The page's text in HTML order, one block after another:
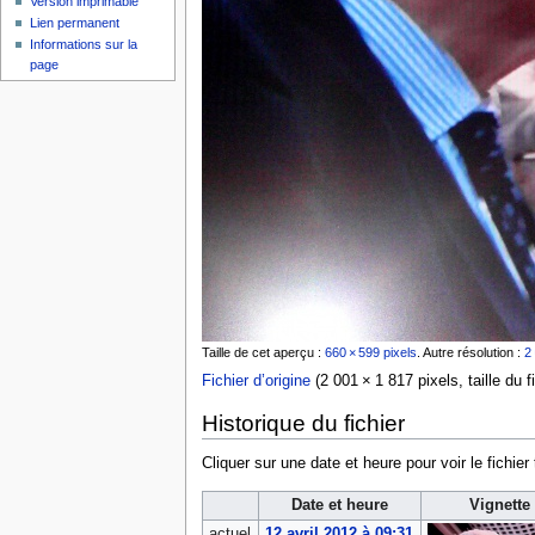
Taille de cet aperçu : 660 × 599 pixels Autre résolution : 2
Fichier d’origine‎ (2 001 × 1 817 pixels, taille du
Historique du fichier
Cliquer sur une date et heure pour voir le
Date et heure Vignette
Lien permanent
Informations sur la
page